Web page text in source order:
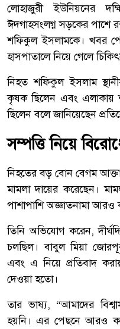
লোহাজুরী ইউনিয়নের
ঈদগাহসংলগ্ন সড়কের পাশে
শফিকুল ইসলামকে। খবর
হাসপাতালে নিয়ে গেলে
নিহত শফিকুল ইসলাম
কৃষক ছিলেন এবং এলাকায়
ছিলেন বলে জানিয়েছেন
সম্পত্তি নিয়ে
নিহতের বড় বোন বেগম
মামলা দায়ের করেছেন।
পাশাপাশি অজ্ঞাতনামা
তিনি অভিযোগ করেন,
চলছিল। বাবুল মিয়া
এবং এ নিয়ে প্রতিবাদ
দেওয়া হতো।
তার ভাষ্য, “আমাদের
হয়নি। এর পেছনে আরও